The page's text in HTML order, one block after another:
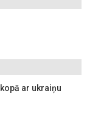
ar ukraiņu